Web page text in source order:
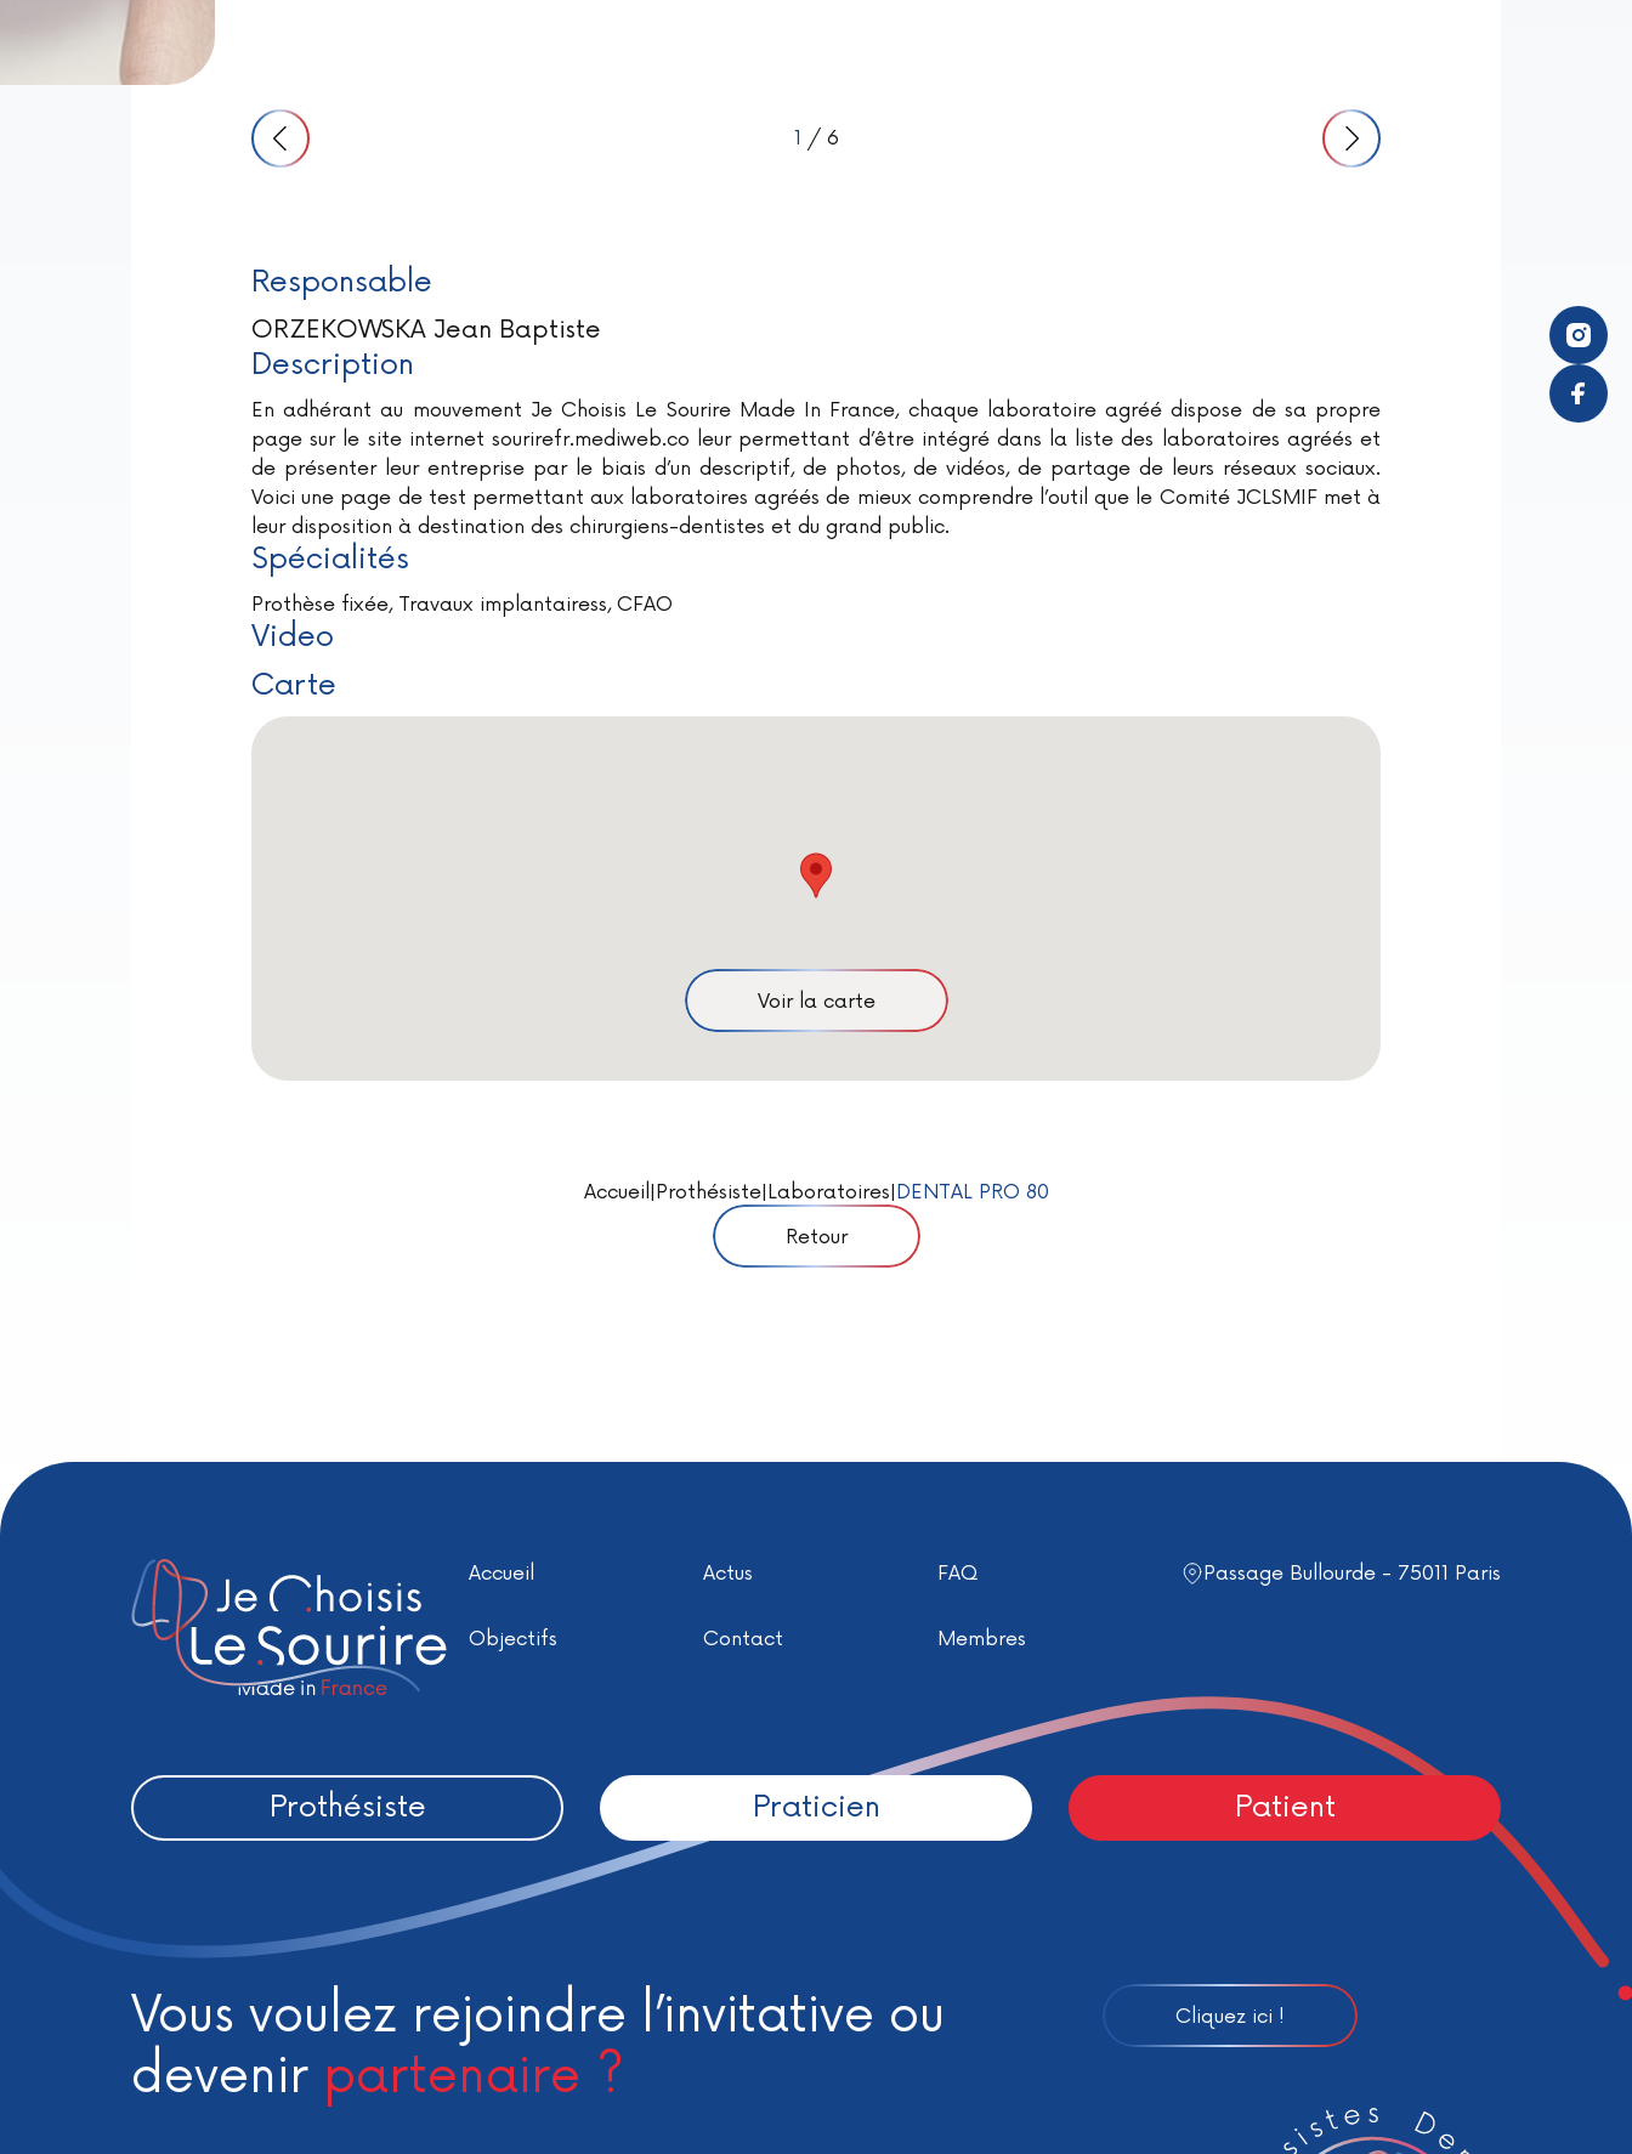
1 / 6
Responsable
ORZEKOWSKA Jean Baptiste
Description
En adhérant au mouvement Je Choisis Le Sourire Made In France, chaque laboratoire agréé dispose de sa propre
page sur le site internet sourirefr.mediweb.co leur permettant d’être intégré dans la liste des laboratoires agréés et
de présenter leur entreprise par le biais d’un descriptif, de photos, de vidéos, de partage de leurs réseaux sociaux.
Voici une page de test permettant aux laboratoires agréés de mieux comprendre l’outil que le Comité JCLSMIF met à
leur disposition à destination des chirurgiens-dentistes et du grand public.
Spécialités
Prothèse fixée, Travaux implantairess, CFAO
Video
Carte
Voir la carte
Accueil Prothésiste| Laboratoires DENTAL PRO 80
Retour
Accueil Actus FAQ
Objectifs Contact Membres
Passage Bullourde - 75011 Paris
Prothésiste Praticien Patient
Vous voulez rejoindre l’invitative ou
devenir partenaire ?
Cliquez ici !